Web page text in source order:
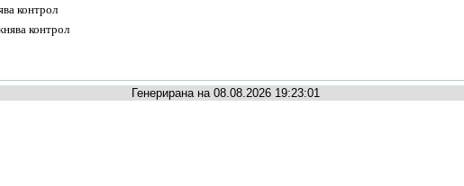
контрол
контрол
Генерирана на 08.08.2026 19:23:01